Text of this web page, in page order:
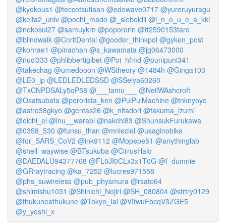
@kyokous1 @teccotsutiaan @edowave0717 @yureruyuragu
@keita2_univ @pochi_mado @_sieboldii @i_n_o_u_e_a_kki
@nekosui27 @samuykrn @popororin @tt2590153taro
@blindwalk @CnritDental @gooder_thinkpol @gyken_post
@kohrae1 @pinachan @s_kawamata @jg06473000
@nucl333 @phlibbertigibet @Poi_hfmd @punipuni341
@takechag @umedooon @WStheory @1484h @Ginga103
@LE0_jp @LEDLEDLEDSSD @SSeiya60260
@TxCNPDSALy5qP58 @___tamu___
@NeilWAshcroft
@Osatsubata @perorista_ken @PuiPuiMachine @tnknyoyo
@astro38gkyo @gentas26 @k_nitadori @takuma_izumi
@eichi_ei @inu__warabi @nakchi83 @ShunsukFurukawa
@0358_530 @funsu_than @mnleciel @usaginobike
@for_SARS_CoV2 @ink9112 @Mopepe51 @anythinglab
@shell_waywise @BTsukuba @CirrusHalo
@DAEDALU94377768 @FL0JI0CLx3x1T0G @f_dumnie
@GRraytracing @ka_7252 @lucres971558
@phs_suwireless @pub_physmura @rsato64
@shimishu1031 @Shinichi_Nojiri @SH_080804 @strtry0129
@thukuneathukune @Tokyo_Iai @VIfwuFbcqV3ZGE5
@y_yoshi_x